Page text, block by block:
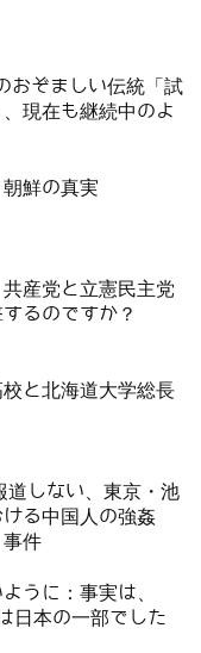
ぞましい伝統「試
現在も継続中のよ
鮮の真実
共産党と立憲民主党
るのですか？
校と北海道大学総長
道しない、東京・池
る中国人の強姦
事件
うに：事実は、
日本の一部でした